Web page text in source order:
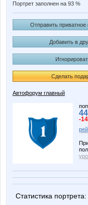
Портрет заполнен на 93 %
Отправить
Добавить в
Сделать
Автофорум главный
-
Статистика портрета: